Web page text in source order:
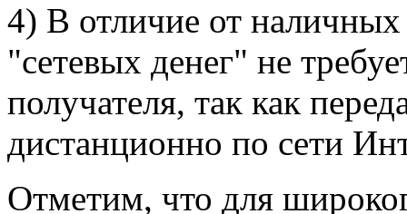
4) В отличие от
"сетевых денег" не
получателя, так как
дистанционно по сети
Отметим, что для